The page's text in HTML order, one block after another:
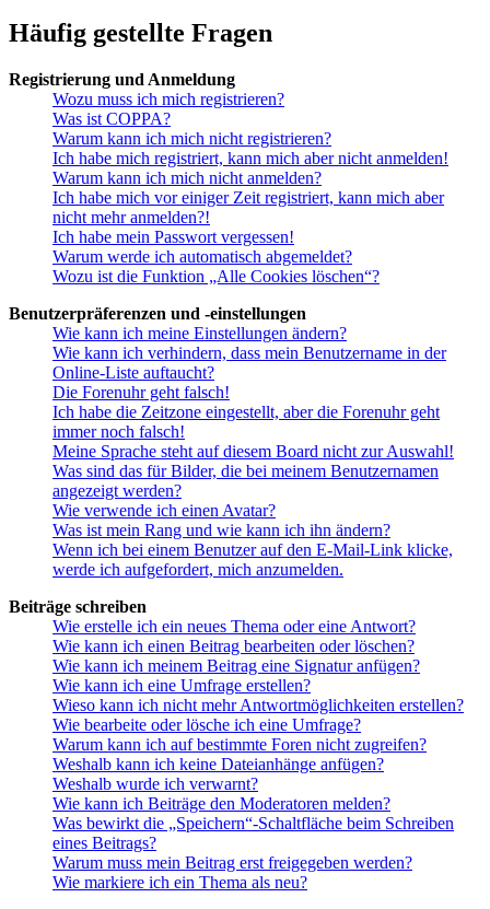
Häufig gestellte Fragen
Registrierung und Anmeldung
Wozu muss ich mich registrieren?
Was ist COPPA?
Warum kann ich mich nicht registrieren?
Ich habe mich registriert, kann mich aber nicht anmelden!
Warum kann ich mich nicht anmelden?
Ich habe mich vor einiger Zeit registriert, kann mich aber
nicht mehr anmelden?!
Ich habe mein Passwort vergessen!
Warum werde ich automatisch abgemeldet?
Wozu ist die Funktion „Alle Cookies löschen“?
Benutzerpräferenzen und -einstellungen
Wie kann ich meine Einstellungen ändern?
Wie kann ich verhindern, dass mein Benutzername in der
Online-Liste auftaucht?
Die Forenuhr geht falsch!
Ich habe die Zeitzone eingestellt, aber die Forenuhr geht
immer noch falsch!
Meine Sprache steht auf diesem Board nicht zur Auswahl!
Was sind das für Bilder, die bei meinem Benutzernamen
angezeigt werden?
Wie verwende ich einen Avatar?
Was ist mein Rang und wie kann ich ihn ändern?
Wenn ich bei einem Benutzer auf den E-Mail-Link klicke,
werde ich aufgefordert, mich anzumelden.
Beiträge schreiben
Wie erstelle ich ein neues Thema oder eine Antwort?
Wie kann ich einen Beitrag bearbeiten oder löschen?
Wie kann ich meinem Beitrag eine Signatur anfügen?
Wie kann ich eine Umfrage erstellen?
Wieso kann ich nicht mehr Antwortmöglichkeiten erstellen?
Wie bearbeite oder lösche ich eine Umfrage?
Warum kann ich auf bestimmte Foren nicht zugreifen?
Weshalb kann ich keine Dateianhänge anfügen?
Weshalb wurde ich verwarnt?
Wie kann ich Beiträge den Moderatoren melden?
Was bewirkt die „Speichern“-Schaltfläche beim Schreiben
eines Beitrags?
Warum muss mein Beitrag erst freigegeben werden?
Wie markiere ich ein Thema als neu?